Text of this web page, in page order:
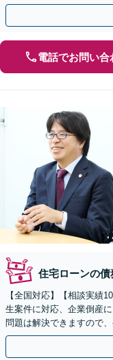
電話でお問い合
住宅ローンの債
【全国対応】【相談実績
生案件に対応、企業倒産
問題は解決できますので
ょう【初回相談無料】【